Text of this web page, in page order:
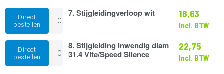
Silence
aantal
Direct
bestellen
7.
Stijgleidingverloop
wit
aantal
7. Stijgleidingverloop wit 18,63
Incl. BTW
Direct
bestellen
8.
Stijgleiding
inwendig
8. Stijgleiding inwendig diam
31.4 Vite/Speed Silence
22,75
Incl. BTW